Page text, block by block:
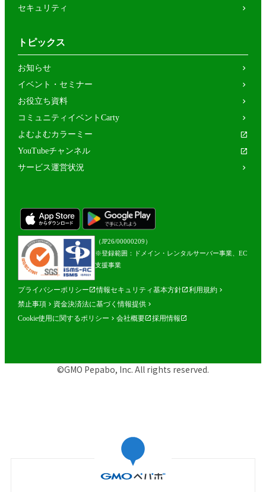
セキュリティ
トピックス
お知らせ
イベント・セミナー
お役立ち資料
コミュニティイベントCarty
よむよむカラーミー
YouTubeチャンネル
サービス運営状況
（JP26/00000209）
※登録範囲：ドメイン・レンタルサーバー事業、EC
支援事業
プライバシーポリシー 情報セキュリティ基本方針
利用規約
禁止事項
資金決済法に基づく情報提供
Cookie使用に関するポリシー
会社概要 採用情報
©GMO Pepabo, Inc. All rights reserved.